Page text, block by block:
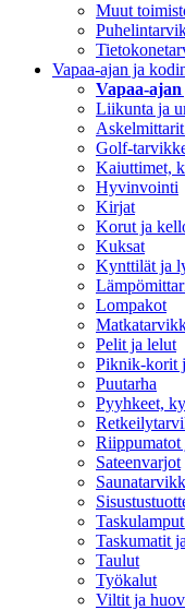
Muut
Vapaa-ajan ja
Vapaa-
Liikunta ja
Golf-
Kaiuttimet,
Hyvinvointi
Kirjat
Korut ja
Kuksat
Kynttilät ja
Lompakot
Pelit ja lelut
Piknik-korit
Puutarha
Pyyhkeet,
Riippumatot
Sateenvarjot
Taskumatit
Taulut
Työkalut
Viltit ja